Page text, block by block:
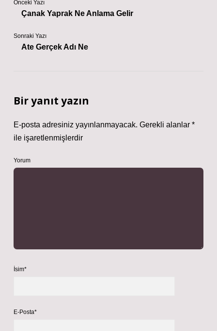
Önceki Yazı
Çanak Yaprak Ne Anlama Gelir
Sonraki Yazı
Ate Gerçek Adı Ne
Bir yanıt yazın
E-posta adresiniz yayınlanmayacak. Gerekli alanlar *
ile işaretlenmişlerdir
Yorum
İsim*
E-Posta*